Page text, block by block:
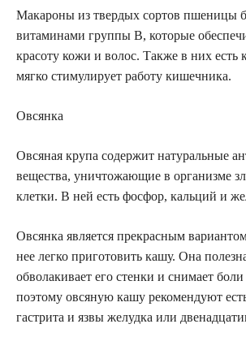
Макароны из твердых сортов пшеницы
витаминами группы В, которые
красоту кожи и волос. Также в них есть
мягко стимулирует работу кишечника.
Овсянка
Овсяная крупа содержит натуральные
вещества, уничтожающие в организме
клетки. В ней есть фосфор, кальций и
Овсянка является прекрасным
нее легко приготовить кашу. Она
обволакивает его стенки и снимает
поэтому овсяную кашу рекомендуют
гастрита и язвы желудка или